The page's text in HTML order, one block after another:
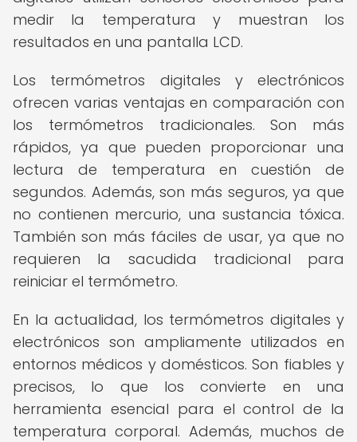
medir la temperatura y muestran los
resultados en una pantalla LCD.
Los termómetros digitales y electrónicos
ofrecen varias ventajas en comparación con
los termómetros tradicionales. Son más
rápidos, ya que pueden proporcionar una
lectura de temperatura en cuestión de
segundos. Además, son más seguros, ya que
no contienen mercurio, una sustancia tóxica.
También son más fáciles de usar, ya que no
requieren la sacudida tradicional para
reiniciar el termómetro.
En la actualidad, los termómetros digitales y
electrónicos son ampliamente utilizados en
entornos médicos y domésticos. Son fiables y
precisos, lo que los convierte en una
herramienta esencial para el control de la
temperatura corporal. Además, muchos de